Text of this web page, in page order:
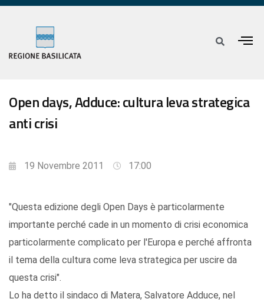
Open days, Adduce: cultura leva strategica
anti crisi
19 Novembre 2011 17:00
"Questa edizione degli Open Days è particolarmente
importante perché cade in un momento di crisi economica
particolarmente complicato per l'Europa e perché affronta
il tema della cultura come leva strategica per uscire da
questa crisi".
Lo ha detto il sindaco di Matera, Salvatore Adduce, nel